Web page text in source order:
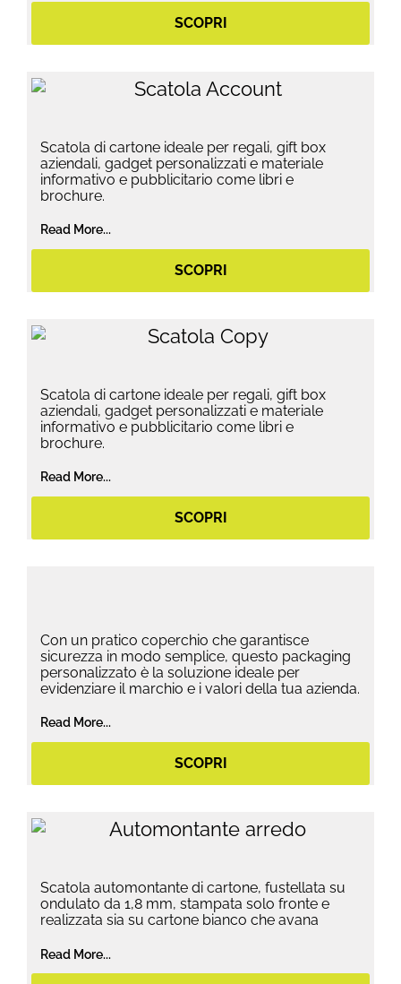
SCOPRI
Scatola di cartone ideale per regali, gift box
aziendali, gadget personalizzati e materiale
informativo e pubblicitario come libri e
brochure.
Read More...
SCOPRI
Scatola di cartone ideale per regali, gift box
aziendali, gadget personalizzati e materiale
informativo e pubblicitario come libri e
brochure.
Read More...
SCOPRI
Con un pratico coperchio che garantisce
sicurezza in modo semplice, questo packaging
personalizzato è la soluzione ideale per
evidenziare il marchio e i valori della tua azienda.
Read More...
SCOPRI
Scatola automontante di cartone, fustellata su
ondulato da 1,8 mm, stampata solo fronte e
realizzata sia su cartone bianco che avana
Read More...